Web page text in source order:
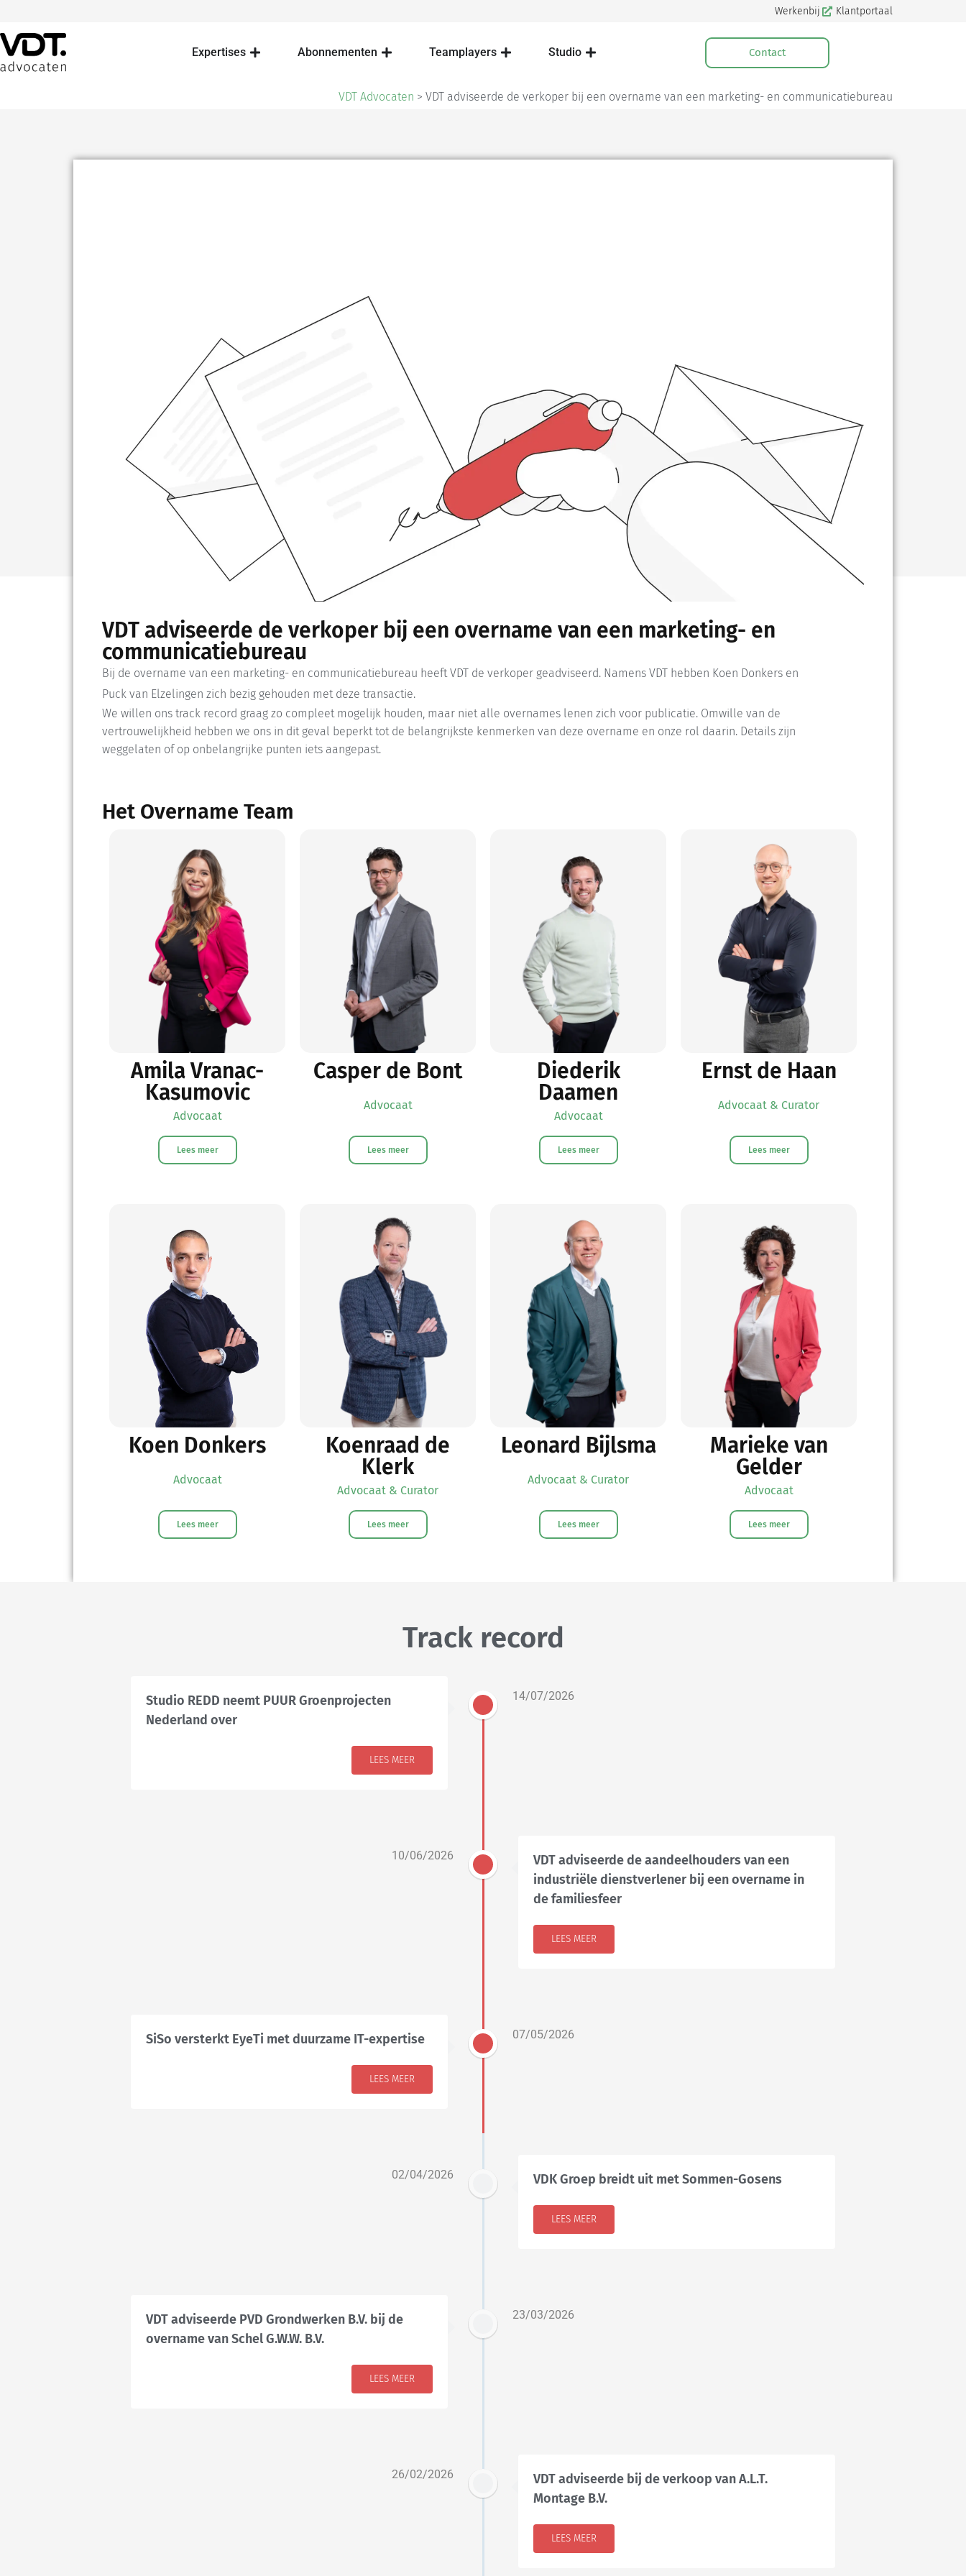
Werkenbij Klantportaal
Expertises Abonnementen Teamplayers Studio Contact
VDT Advocaten > VDT adviseerde de verkoper bij een overname van een marketing- en communicatiebureau
VDT adviseerde de verkoper bij een overname van een marketing- en
communicatiebureau
Bij de overname van een marketing- en communicatiebureau heeft VDT de verkoper geadviseerd. Namens VDT hebben Koen Donkers en
Puck van Elzelingen zich bezig gehouden met deze transactie.
We willen ons track record graag zo compleet mogelijk houden, maar niet alle overnames lenen zich voor publicatie. Omwille van de
vertrouwelijkheid hebben we ons in dit geval beperkt tot de belangrijkste kenmerken van deze overname en onze rol daarin. Details zijn
weggelaten of op onbelangrijke punten iets aangepast.
Het Overname Team
Amila Vranac-
Kasumovic
Advocaat
Lees meer
Casper de Bont
Advocaat
Lees meer
Diederik
Daamen
Advocaat
Lees meer
Ernst de Haan
Advocaat & Curator
Lees meer
Koen Donkers
Advocaat
Lees meer
Koenraad de
Klerk
Advocaat & Curator
Lees meer
Leonard Bijlsma
Advocaat & Curator
Lees meer
Marieke van
Gelder
Advocaat
Lees meer
Track record
14/07/2026
Studio REDD neemt PUUR Groenprojecten
Nederland over
LEES MEER
10/06/2026
VDT adviseerde de aandeelhouders van een
industriële dienstverlener bij een overname in
de familiesfeer
LEES MEER
07/05/2026
SiSo versterkt EyeTi met duurzame IT-expertise
LEES MEER
02/04/2026 VDK Groep breidt uit met Sommen-Gosens
LEES MEER
23/03/2026
VDT adviseerde PVD Grondwerken B.V. bij de
overname van Schel G.W.W. B.V.
LEES MEER
26/02/2026
VDT adviseerde bij de verkoop van A.L.T.
Montage B.V.
LEES MEER